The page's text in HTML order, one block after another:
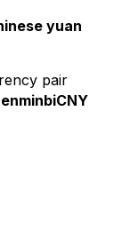
yuan
pair
CNY